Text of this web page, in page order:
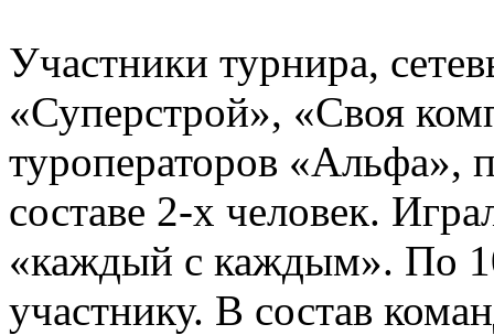
Участники турнира,
«Суперстрой», «Своя
туроператоров «Альфа»,
составе 2-х человек.
«каждый с каждым». По
участнику. В состав